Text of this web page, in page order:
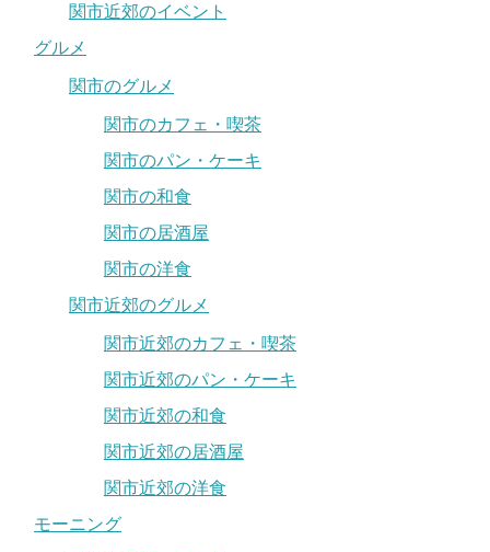
関市近郊のイベント
グルメ
関市のグルメ
関市のカフェ・喫茶
関市のパン・ケーキ
関市の和食
関市の居酒屋
関市の洋食
関市近郊のグルメ
関市近郊のカフェ・喫茶
関市近郊のパン・ケーキ
関市近郊の和食
関市近郊の居酒屋
関市近郊の洋食
モーニング